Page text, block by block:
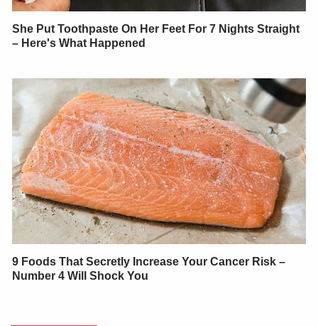
She Put Toothpaste On Her Feet For 7 Nights Straight
– Here's What Happened
9 Foods That Secretly Increase Your Cancer Risk –
Number 4 Will Shock You